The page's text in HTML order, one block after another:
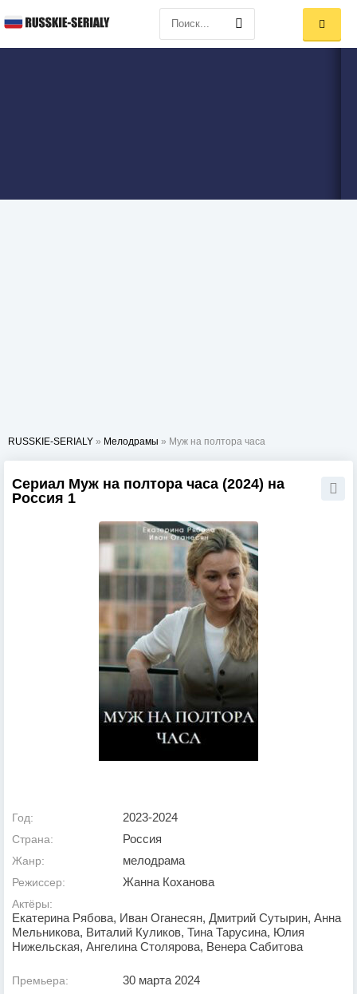
RUSSKIE-SERIALY » Мелодрамы » Муж на полтора часа
Сериал Муж на полтора часа (2024) на
Россия 1
Год: 2023-2024
Страна: Россия
Жанр: мелодрама
Режиссер: Жанна Коханова
Актёры:
Екатерина Рябова, Иван Оганесян, Дмитрий Сутырин, Анна
Мельникова, Виталий Куликов, Тина Тарусина, Юлия
Нижельская, Ангелина Столярова, Венера Сабитова
Премьера: 30 марта 2024